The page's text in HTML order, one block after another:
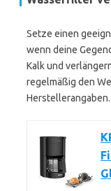
Setze einen
wenn deine
Kalk und
regelmäßig den
Herstellerangaben.